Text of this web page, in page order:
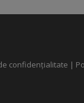
confidențialitate |